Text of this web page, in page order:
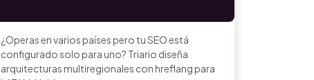
¿Operas en varios países pero tu SEO está
configurado solo para uno? Triario diseña
arquitecturas multiregionales con hreflang para